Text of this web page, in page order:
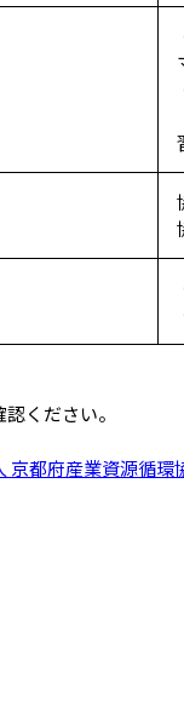
ください。
京都府産業資源循環